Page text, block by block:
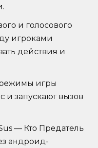
и голосового
игроками
действия и
режимы игры
и запускают вызов
— Кто Предатель
андроид-